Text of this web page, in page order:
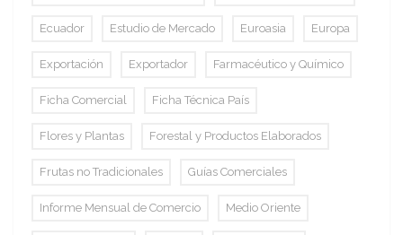
Ecuador Estudio de Mercado Euroasia Europa
Exportación Exportador Farmacéutico y Químico
Ficha Comercial Ficha Técnica País
Flores y Plantas Forestal y Productos Elaborados
Frutas no Tradicionales Guías Comerciales
Informe Mensual de Comercio Medio Oriente